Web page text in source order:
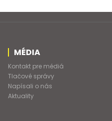
MÉDIA
Kontakt pre médiá
Tlačové správy
Napísali o nás
Aktuality